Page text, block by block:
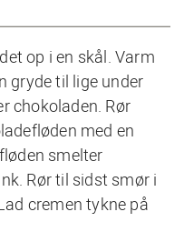
op i en skål. Varm
gryde til lige under
chokoladen. Rør
med en
smelter
Rør til sidst smør i
cremen tykne på